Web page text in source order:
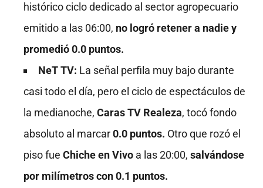
histórico ciclo dedicado al sector agropecuario
emitido a las 06:00, no logró retener a nadie y
promedió 0.0 puntos.
NeT TV: La señal perfila muy bajo durante
casi todo el día, pero el ciclo de espectáculos de
la medianoche, Caras TV Realeza, tocó fondo
absoluto al marcar0.0 puntos. Otro que rozó el
piso fue Chiche en Vivo a las 20:00, salvándose
por milímetros con 0.1 puntos.